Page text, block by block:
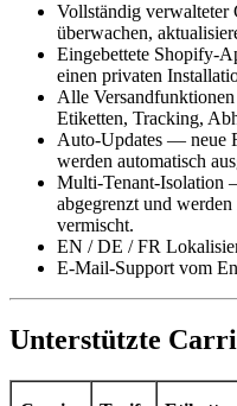
Vollständig
überwachen,
Eingebettete Shopify-
einen privaten
Alle
Etiketten, Tracking,
Auto-Updates — neue
werden automatisch
Multi-Tenant-Isolation
abgegrenzt und
vermischt.
EN / DE / FR
E-Mail-Support vom
Unterstützte